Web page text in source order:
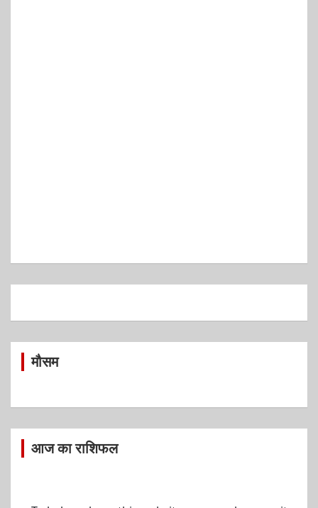
मौसम
आज का राशिफल